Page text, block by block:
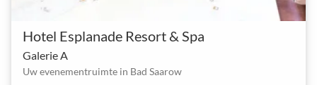
Hotel Esplanade Resort & Spa
Galerie A
Uw evenementruimte in Bad Saarow